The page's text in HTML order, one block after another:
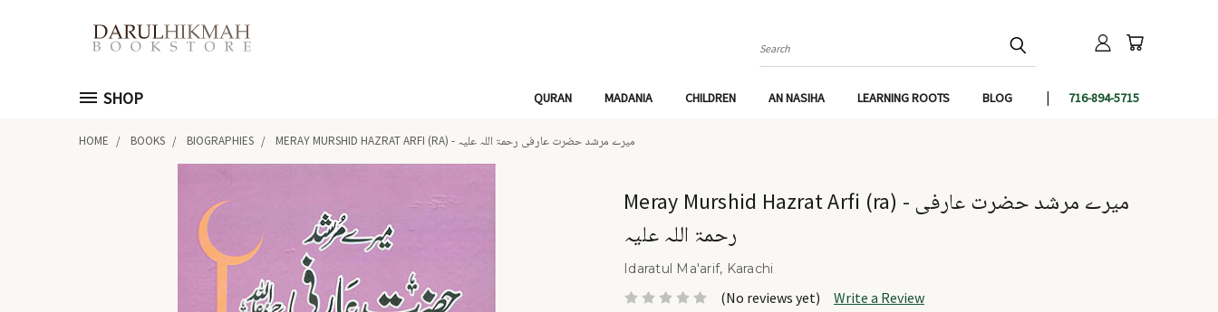
Search
SHOP QURAN MADANIA CHILDREN AN NASIHA LEARNING ROOTS BLOG 716-894-5715
HOME BOOKS BIOGRAPHIES MERAY MURSHID HAZRAT ARFI (RA) - میرے مرشد حضرت عارفی رحمۃ اللہ علیہ
Meray Murshid Hazrat Arfi (ra) - میرے مرشد حضرت عارفی
رحمۃ اللہ علیہ
Idaratul Ma'arif, Karachi
(No reviews yet) Write a Review